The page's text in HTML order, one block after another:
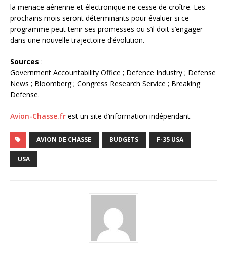
la menace aérienne et électronique ne cesse de croître. Les
prochains mois seront déterminants pour évaluer si ce
programme peut tenir ses promesses ou s’il doit s’engager
dans une nouvelle trajectoire d’évolution.
Sources :
Government Accountability Office ; Defence Industry ; Defense
News ; Bloomberg ; Congress Research Service ; Breaking
Defense.
Avion-Chasse.fr est un site d’information indépendant.
AVION DE CHASSE BUDGETS F-35 USA
USA